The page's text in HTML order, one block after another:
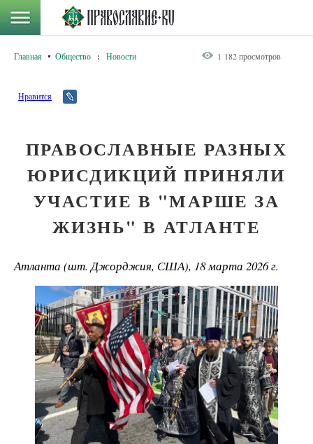
Главная Общество : Новости 1 182 просмотров
Нравится
ПРАВОСЛАВНЫЕ РАЗНЫХ
ЮРИСДИКЦИЙ ПРИНЯЛИ
УЧАСТИЕ В "МАРШЕ ЗА
ЖИЗНЬ" В АТЛАНТЕ
Атланта (шт. Джорджия, США), 18 марта 2026 г.